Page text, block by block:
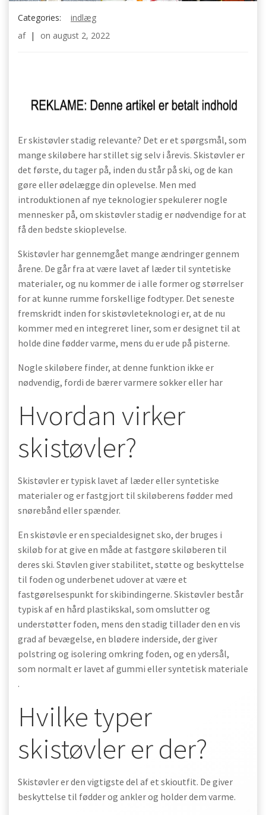
Categories:
indlæg
af | on august 2, 2022
Er skistøvler stadig relevante? Det er et spørgsmål, som
mange skiløbere har stillet sig selv i årevis. Skistøvler er
det første, du tager på, inden du står på ski, og de kan
gøre eller ødelægge din oplevelse. Men med
introduktionen af nye teknologier spekulerer nogle
mennesker på, om skistøvler stadig er nødvendige for at
få den bedste skioplevelse.
Skistøvler har gennemgået mange ændringer gennem
årene. De går fra at være lavet af læder til syntetiske
materialer, og nu kommer de i alle former og størrelser
for at kunne rumme forskellige fodtyper. Det seneste
fremskridt inden for skistøvleteknologi er, at de nu
kommer med en integreret liner, som er designet til at
holde dine fødder varme, mens du er ude på pisterne.
Nogle skiløbere finder, at denne funktion ikke er
nødvendig, fordi de bærer varmere sokker eller har
Hvordan virker
skistøvler?
Skistøvler er typisk lavet af læder eller syntetiske
materialer og er fastgjort til skiløberens fødder med
snørebånd eller spænder.
En skistøvle er en specialdesignet sko, der bruges i
skiløb for at give en måde at fastgøre skiløberen til
deres ski. Støvlen giver stabilitet, støtte og beskyttelse
til foden og underbenet udover at være et
fastgørelsespunkt for skibindingerne. Skistøvler består
typisk af en hård plastikskal, som omslutter og
understøtter foden, mens den stadig tillader den en vis
grad af bevægelse, en blødere inderside, der giver
polstring og isolering omkring foden, og en ydersål,
som normalt er lavet af gummi eller syntetisk materiale
.
Hvilke typer
skistøvler er der?
Skistøvler er den vigtigste del af et skioutfit. De giver
beskyttelse til fødder og ankler og holder dem varme.